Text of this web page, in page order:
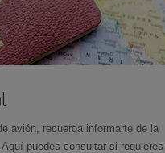
avión, recuerda informarte de la
puedes consultar si